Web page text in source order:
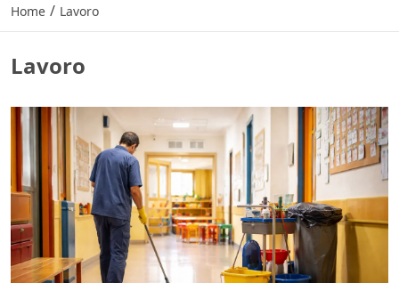
Home / Lavoro
Lavoro